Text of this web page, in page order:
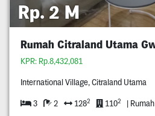
Rp. 2 M
KPR: Rp.8,432,081
International Village, Citraland Utama
3 2 1282 1102 | Rumah